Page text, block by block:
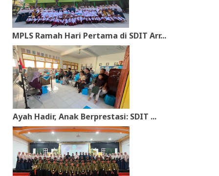
MPLS Ramah Hari Pertama di SDIT Arr...
Ayah Hadir, Anak Berprestasi: SDIT ...